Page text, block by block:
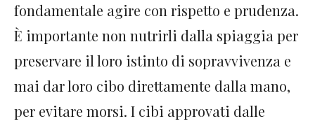
fondamentale agire con rispetto e prudenza.
È importante non nutrirli dalla spiaggia per
preservare il loro istinto di sopravvivenza e
mai dar loro cibo direttamente dalla mano,
per evitare morsi. I cibi approvati dalle